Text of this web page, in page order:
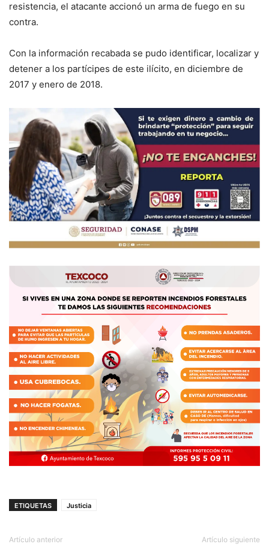
resistencia, el atacante accionó un arma de fuego en su
contra.
Con la información recabada se pudo identificar, localizar y
detener a los partícipes de este ilícito, en diciembre de
2017 y enero de 2018.
ETIQUETAS Justicia
Artículo anterior Artículo siguiente